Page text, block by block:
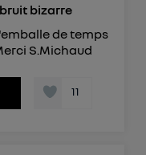
bizarre
de temps
S.Michaud
11